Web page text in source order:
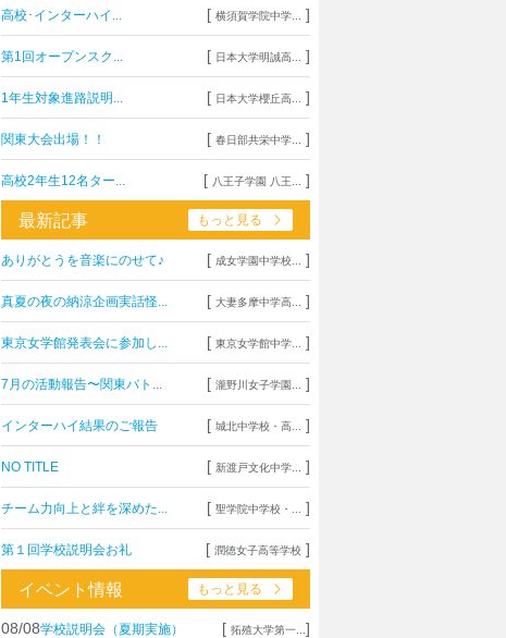
高校･インターハイ... [ 横須賀学院中学... ]
第1回オープンスク... [ 日本大学明誠高... ]
1年生対象進路説明... [ 日本大学櫻丘高... ]
関東大会出場！！ [ 春日部共栄中学... ]
高校2年生12名ター... [ 八王子学園 八王... ]
最新記事 もっと見る
ありがとうを音楽にのせて♪ [ 成女学園中学校... ]
真夏の夜の納涼企画実話怪... [ 大妻多摩中学高... ]
東京女学館発表会に参加し... [ 東京女学館中学... ]
7月の活動報告〜関東バト... [ 瀧野川女子学園... ]
インターハイ結果のご報告 [ 城北中学校・高... ]
NO TITLE [ 新渡戸文化中学... ]
チーム力向上と絆を深めた... [ 聖学院中学校・... ]
第１回学校説明会お礼 [ 潤徳女子高等学校 ]
イベント情報 もっと見る
08/08学校説明会（夏期実施） [ 拓殖大学第一... ]